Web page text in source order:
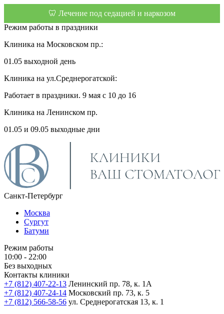
🦷 Лечение под седацией и наркозом
Режим работы в праздники
Клиника на Московском пр.:
01.05 выходной день
Клиника на ул.Среднерогатской:
Работает в праздники. 9 мая с 10 до 16
Клиника на Ленинском пр.
01.05 и 09.05 выходные дни
Санкт-Петербург
Москва
Сургут
Батуми
Режим работы
10:00 - 22:00
Без выходных
Контакты клиники
+7 (812) 407-22-13 Ленинский пр. 78, к. 1А
+7 (812) 407-24-14 Московский пр. 73, к. 5
+7 (812) 566-58-56 ул. Среднерогатская 13, к. 1